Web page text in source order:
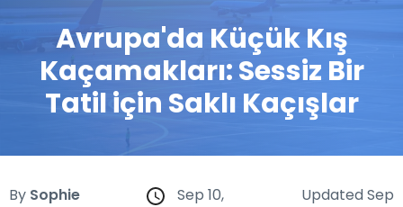
Avrupa'da Küçük Kış
Kaçamakları: Sessiz Bir
Tatil için Saklı Kaçışlar
By Sophie
Sep 10,
Updated Sep